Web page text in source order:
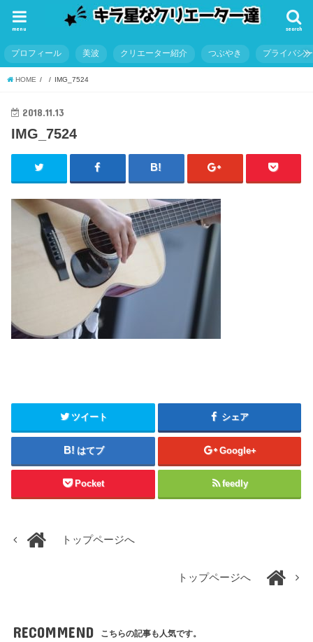
search
menu
プロフィール 美波 クリエーター紹介 つぶやき プライバシ
HOME IMG_7524
2018.11.13
IMG_7524
ツイート シェア
はてブ Google+
Pocket feedly
トップページへ
トップページへ
RECOMMEND こちらの記事も人気です。